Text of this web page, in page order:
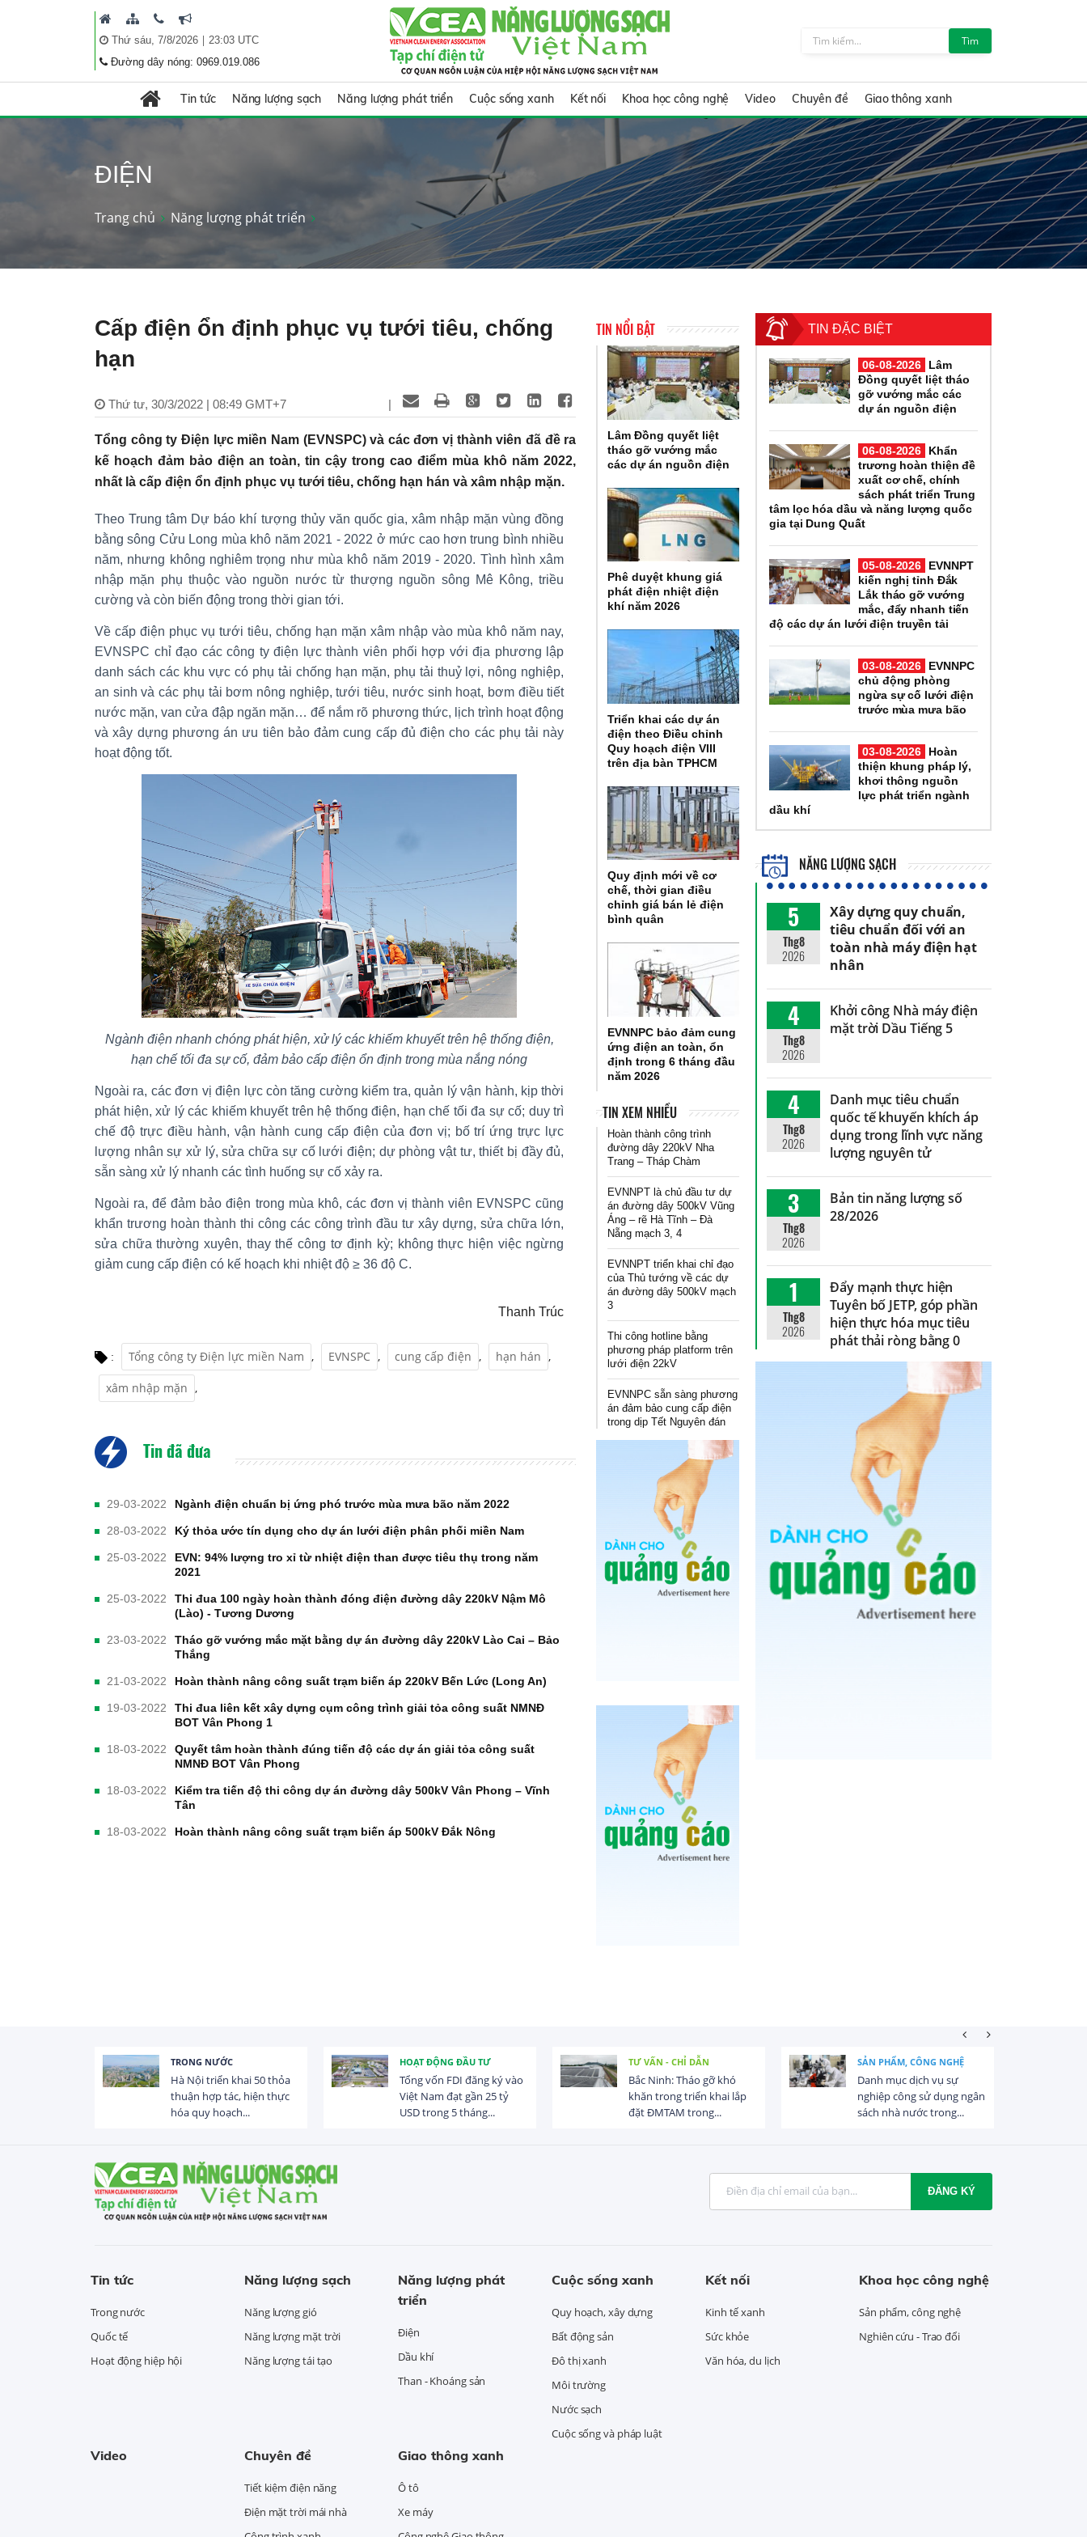
Thứ sáu, 7/8/2026| 23:03 UTC
Đường dây nóng: 0969.019.086
Tìm
Tin tức Năng lượng sạch Năng lượng phát triển Cuộc sống xanh Kết nối Khoa học công nghệ Video Chuyên đề Giao thông xanh
ĐIỆN
Trang chủ Năng lượng phát triển
Cấp điện ổn định phục vụ tưới tiêu, chống
hạn
Thứ tư, 30/3/2022 | 08:49 GMT+7 |
Tổng công ty Điện lực miền Nam (EVNSPC) và các đơn vị thành viên đã đề ra
kế hoạch đảm bảo điện an toàn, tin cậy trong cao điểm mùa khô năm 2022,
nhất là cấp điện ổn định phục vụ tưới tiêu, chống hạn hán và xâm nhập mặn.
Theo Trung tâm Dự báo khí tượng thủy văn quốc gia, xâm nhập mặn vùng đồng
bằng sông Cửu Long mùa khô năm 2021 - 2022 ở mức cao hơn trung bình nhiều
năm, nhưng không nghiêm trọng như mùa khô năm 2019 - 2020. Tình hình xâm
nhập mặn phụ thuộc vào nguồn nước từ thượng nguồn sông Mê Kông, triều
cường và còn biến động trong thời gian tới.
Về cấp điện phục vụ tưới tiêu, chống hạn mặn xâm nhập vào mùa khô năm nay,
EVNSPC chỉ đạo các công ty điện lực thành viên phối hợp với địa phương lập
danh sách các khu vực có phụ tải chống hạn mặn, phụ tải thuỷ lợi, nông nghiệp,
an sinh và các phụ tải bơm nông nghiệp, tưới tiêu, nước sinh hoạt, bơm điều tiết
nước mặn, van cửa đập ngăn mặn… để nắm rõ phương thức, lịch trình hoạt động
và xây dựng phương án ưu tiên bảo đảm cung cấp đủ điện cho các phụ tải này
hoạt động tốt.
Ngành điện nhanh chóng phát hiện, xử lý các khiếm khuyết trên hệ thống điện,
hạn chế tối đa sự cố, đảm bảo cấp điện ổn định trong mùa nắng nóng
Ngoài ra, các đơn vị điện lực còn tăng cường kiểm tra, quản lý vận hành, kịp thời
phát hiện, xử lý các khiếm khuyết trên hệ thống điện, hạn chế tối đa sự cố; duy trì
chế độ trực điều hành, vận hành cung cấp điện của đơn vị; bố trí ứng trực lực
lượng nhân sự xử lý, sửa chữa sự cố lưới điện; dự phòng vật tư, thiết bị đầy đủ,
sẵn sàng xử lý nhanh các tình huống sự cố xảy ra.
Ngoài ra, để đảm bảo điện trong mùa khô, các đơn vị thành viên EVNSPC cũng
khẩn trương hoàn thành thi công các công trình đầu tư xây dựng, sửa chữa lớn,
sửa chữa thường xuyên, thay thế công tơ định kỳ; không thực hiện việc ngừng
giảm cung cấp điện có kế hoạch khi nhiệt độ ≥ 36 độ C.
Thanh Trúc
: Tổng công ty Điện lực miền Nam , EVNSPC , cung cấp điện , hạn hán ,
xâm nhập mặn ,
Tin đã đưa
29-03-2022 Ngành điện chuẩn bị ứng phó trước mùa mưa bão năm 2022
28-03-2022 Ký thỏa ước tín dụng cho dự án lưới điện phân phối miền Nam
25-03-2022
EVN: 94% lượng tro xỉ từ nhiệt điện than được tiêu thụ trong năm
2021
25-03-2022
Thi đua 100 ngày hoàn thành đóng điện đường dây 220kV Nậm Mô
(Lào) - Tương Dương
23-03-2022
Tháo gỡ vướng mắc mặt bằng dự án đường dây 220kV Lào Cai – Bảo
Thắng
21-03-2022 Hoàn thành nâng công suất trạm biến áp 220kV Bến Lức (Long An)
19-03-2022
Thi đua liên kết xây dựng cụm công trình giải tỏa công suất NMNĐ
BOT Vân Phong 1
18-03-2022
Quyết tâm hoàn thành đúng tiến độ các dự án giải tỏa công suất
NMNĐ BOT Vân Phong
18-03-2022
Kiểm tra tiến độ thi công dự án đường dây 500kV Vân Phong – Vĩnh
Tân
18-03-2022 Hoàn thành nâng công suất trạm biến áp 500kV Đắk Nông
TIN NỔI BẬT
Lâm Đồng quyết liệt
tháo gỡ vướng mắc
các dự án nguồn điện
Phê duyệt khung giá
phát điện nhiệt điện
khí năm 2026
Triển khai các dự án
điện theo Điều chỉnh
Quy hoạch điện VIII
trên địa bàn TPHCM
Quy định mới về cơ
chế, thời gian điều
chỉnh giá bán lẻ điện
bình quân
EVNNPC bảo đảm cung
ứng điện an toàn, ổn
định trong 6 tháng đầu
năm 2026
TIN XEM NHIỀU
Hoàn thành công trình
đường dây 220kV Nha
Trang – Tháp Chàm
EVNNPT là chủ đầu tư dự
án đường dây 500kV Vũng
Áng – rẽ Hà Tĩnh – Đà
Nẵng mạch 3, 4
EVNNPT triển khai chỉ đạo
của Thủ tướng về các dự
án đường dây 500kV mạch
3
Thi công hotline bằng
phương pháp platform trên
lưới điện 22kV
EVNNPC sẵn sàng phương
án đảm bảo cung cấp điện
trong dịp Tết Nguyên đán
TIN ĐẶC BIỆT
06-08-2026
Lâm
Đồng quyết liệt tháo
gỡ vướng mắc các
dự án nguồn điện
06-08-2026
Khẩn
trương hoàn thiện đề
xuất cơ chế, chính
sách phát triển Trung
tâm lọc hóa dầu và năng lượng quốc
gia tại Dung Quất
05-08-2026
EVNNPT
kiến nghị tỉnh Đắk
Lắk tháo gỡ vướng
mắc, đẩy nhanh tiến
độ các dự án lưới điện truyền tải
03-08-2026
EVNNPC
chủ động phòng
ngừa sự cố lưới điện
trước mùa mưa bão
03-08-2026
Hoàn
thiện khung pháp lý,
khơi thông nguồn
lực phát triển ngành
dầu khí
NĂNG LƯỢNG SẠCH
5
Thg8
2026
Xây dựng quy chuẩn,
tiêu chuẩn đối với an
toàn nhà máy điện hạt
nhân
4
Thg8
2026
Khởi công Nhà máy điện
mặt trời Dầu Tiếng 5
4
Thg8
2026
Danh mục tiêu chuẩn
quốc tế khuyến khích áp
dụng trong lĩnh vực năng
lượng nguyên tử
3
Thg8
2026
Bản tin năng lượng số
28/2026
1
Thg8
2026
Đẩy mạnh thực hiện
Tuyên bố JETP, góp phần
hiện thực hóa mục tiêu
phát thải ròng bằng 0
TRONG NƯỚC
Hà Nội triển khai 50 thỏa
thuận hợp tác, hiện thực
hóa quy hoạch...
HOẠT ĐỘNG ĐẦU TƯ
Tổng vốn FDI đăng ký vào
Việt Nam đạt gần 25 tỷ
USD trong 5 tháng...
TƯ VẤN - CHỈ DẪN
Bắc Ninh: Tháo gỡ khó
khăn trong triển khai lắp
đặt ĐMTAM trong...
SẢN PHẨM, CÔNG NGHỆ
Danh mục dịch vụ sự
nghiệp công sử dụng ngân
sách nhà nước trong...
ĐĂNG KÝ
Tin tức
Trong nước
Quốc tế
Hoạt động hiệp hội
Năng lượng sạch
Năng lượng gió
Năng lượng mặt trời
Năng lượng tái tạo
Năng lượng phát
triển
Điện
Dầu khí
Than - Khoáng sản
Cuộc sống xanh
Quy hoạch, xây dựng
Bất động sản
Đô thị xanh
Môi trường
Nước sạch
Cuộc sống và pháp luật
Kết nối
Kinh tế xanh
Sức khỏe
Văn hóa, du lịch
Khoa học công nghệ
Sản phẩm, công nghệ
Nghiên cứu - Trao đổi
Video Chuyên đề
Tiết kiệm điện năng
Điện mặt trời mái nhà
Giao thông xanh
Ô tô
Xe máy